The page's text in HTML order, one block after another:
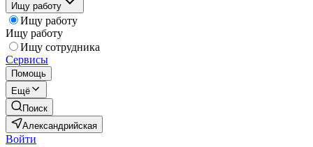
Ищу работу
Ищу работу
Ищу работу
Ищу сотрудника
Сервисы
Помощь
Ещё
Поиск
Александрийская
Войти